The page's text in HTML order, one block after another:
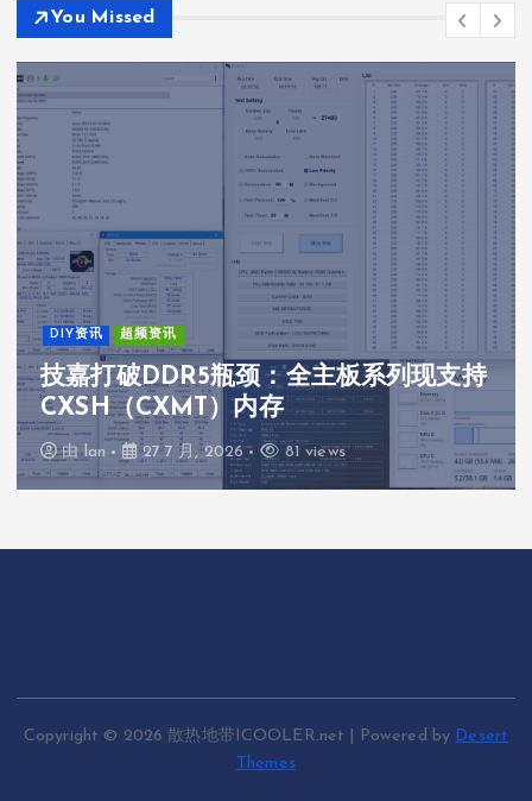
You Missed
DIY资讯 超频资讯
技嘉打破DDR5瓶颈：全主板系列现支持
CXSH（CXMT）内存
由 lan 27 7 月, 2026 81 views
Copyright © 2026 散热地带ICOOLER.net | Powered by Desert
Themes